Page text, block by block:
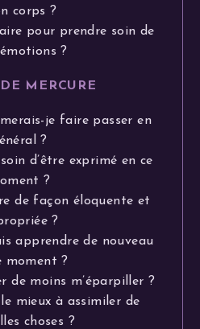
corps ?
pour prendre soin de
?
MERCURE
je faire passer en
?
d’être exprimé en ce
?
de façon éloquente et
?
apprendre de nouveau
moment ?
de moins m’éparpiller ?
mieux à assimiler de
choses ?